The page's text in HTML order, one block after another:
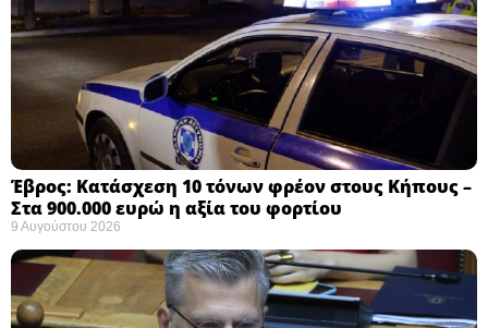
Έβρος: Κατάσχεση 10 τόνων φρέον στους Κήπους –
Στα 900.000 ευρώ η αξία του φορτίου ​
9 Αυγούστου 2026